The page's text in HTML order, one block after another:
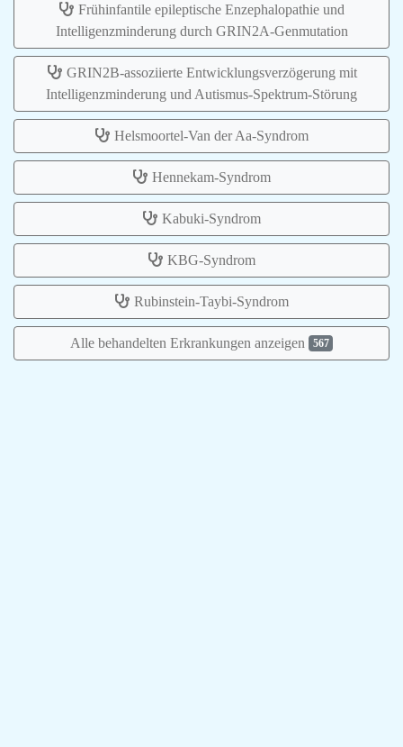
Frühinfantile epileptische Enzephalopathie und
Intelligenzminderung durch GRIN2A-Genmutation
GRIN2B-assoziierte Entwicklungsverzögerung mit
Intelligenzminderung und Autismus-Spektrum-Störung
Helsmoortel-Van der Aa-Syndrom
Hennekam-Syndrom
Kabuki-Syndrom
KBG-Syndrom
Rubinstein-Taybi-Syndrom
Alle behandelten Erkrankungen anzeigen 567